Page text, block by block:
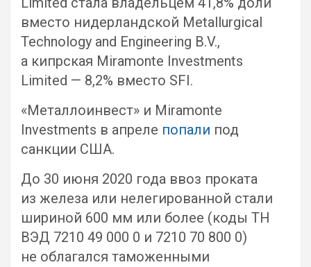
вместо нидерландской Metallurgical
Technology and Engineering B.V.,
а кипрская Miramonte Investments
Limited — 8,2% вместо SFI.
«Металлоинвест» и Miramonte
Investments в апреле попали под
санкции США.
До 30 июня 2020 года ввоз проката
из железа или нелегированной стали
шириной 600 мм или более (коды ТН
ВЭД 7210 49 000 0 и 7210 70 800 0)
не облагался таможенными